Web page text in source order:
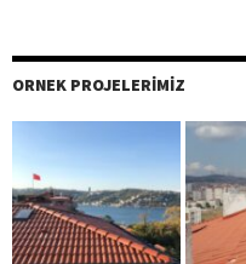
ORNEK PROJELERIMIZ